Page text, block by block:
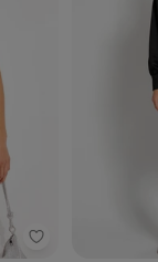
Quintess -